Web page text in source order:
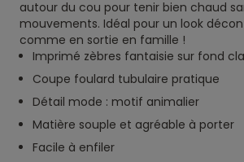
autour du cou pour tenir bien chaud
mouvements. Idéal pour un look
comme en sortie en famille !
Imprimé zèbres fantaisie sur fond
Coupe foulard tubulaire pratique
Détail mode : motif animalier
Matière souple et agréable à porter
Facile à enfiler